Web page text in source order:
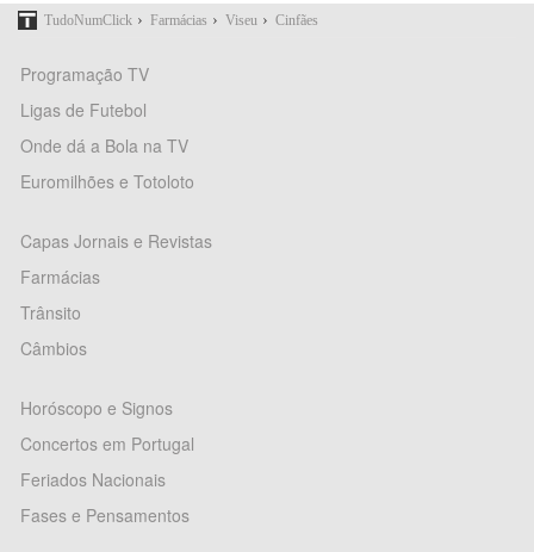
TudoNumClick › Farmácias › Viseu › Cinfães
Programação TV
Ligas de Futebol
Onde dá a Bola na TV
Euromilhões e Totoloto
Capas Jornais e Revistas
Farmácias
Trânsito
Câmbios
Horóscopo e Signos
Concertos em Portugal
Feriados Nacionais
Fases e Pensamentos